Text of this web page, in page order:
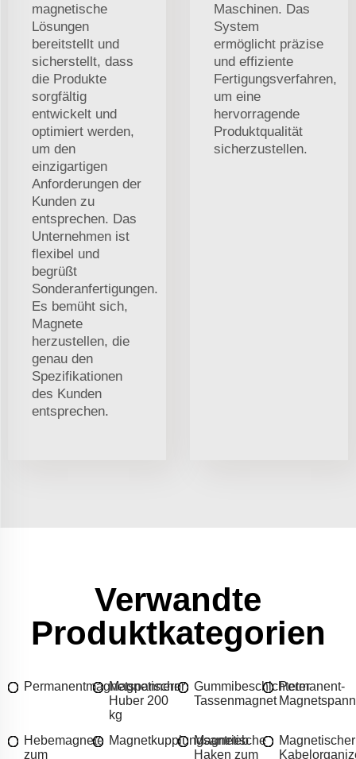
magnetische
Lösungen
bereitstellt und
sicherstellt, dass
die Produkte
sorgfältig
entwickelt und
optimiert werden,
um den
einzigartigen
Anforderungen der
Kunden zu
entsprechen. Das
Unternehmen ist
flexibel und
begrüßt
Sonderanfertigungen.
Es bemüht sich,
Magnete
herzustellen, die
genau den
Spezifikationen
des Kunden
entsprechen.
Maschinen. Das
System
ermöglicht präzise
und effiziente
Fertigungsverfahren,
um eine
hervorragende
Produktqualität
sicherzustellen.
Verwandte
Produktkategorien
Permanentmagnetspannern
Magnetischer
Huber 200
kg
Gummibeschichteter
Tassenmagnet
Permanent-
Hebemagnete
zum
Magnetkupplungsantrieb
Magnetische
Haken zum
Magnetischer